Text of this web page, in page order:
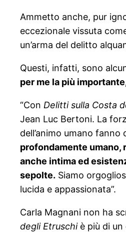
Ammetto anche, pur
eccezionale vissuta
un’arma del delitto
Questi, infatti, sono
per me la più
“Con Delitti sulla Costa
Jean Luc Bertoni. La
dell’animo umano
profondamente umano,
anche intima ed
sepolte. Siamo
lucida e appassionata”.
Carla Magnani non ha
degli Etruschiè più di un